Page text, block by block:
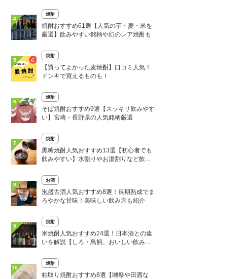
4
焼酎
焼酎おすすめ61選【人気の芋・麦・米を
厳選】飲みやすい銘柄や幻のレア焼酎も
5
焼酎
【買ってよかった麦焼酎】口コミ人気！
ドンキで買えるものも！
6
焼酎
そば焼酎おすすめ9選【スッキリ飲みやす
い】宮崎・長野県の人気銘柄厳選
7
焼酎
黒糖焼酎人気おすすめ13選【初心者でも
飲みやすい】水割りやお湯割りなど飲み
8
お酒
泡盛古酒人気おすすめ8選！長期熟成でま
ろやかな甘味！美味しい飲み方も紹介
9
焼酎
米焼酎人気おすすめ24選！日本酒との違
いを解説【しろ・鳥飼、おいしい飲み方
10
焼酎
粕取り焼酎おすすめ8選【獺祭や田酒な